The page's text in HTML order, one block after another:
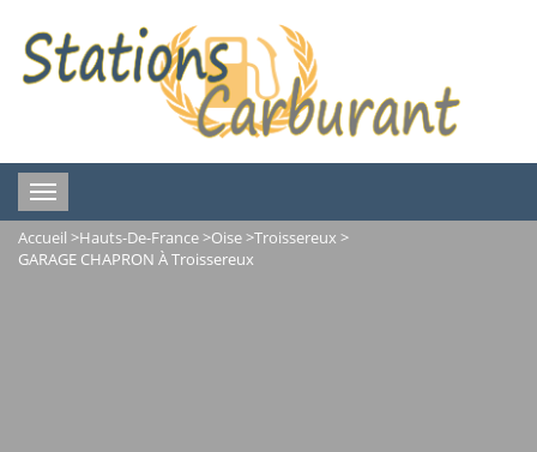
Toggle
navigation
Accueil >Hauts-De-France>Oise>Troissereux >
GARAGE CHAPRON À Troissereux